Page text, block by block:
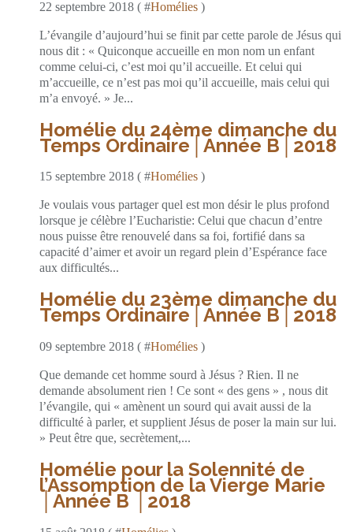
22 septembre 2018 ( #Homélies )
L’évangile d’aujourd’hui se finit par cette parole de Jésus qui
nous dit : « Quiconque accueille en mon nom un enfant
comme celui-ci, c’est moi qu’il accueille. Et celui qui
m’accueille, ce n’est pas moi qu’il accueille, mais celui qui
m’a envoyé. » Je...
Homélie du 24ème dimanche du
Temps Ordinaire│Année B│2018
15 septembre 2018 ( #Homélies )
Je voulais vous partager quel est mon désir le plus profond
lorsque je célèbre l’Eucharistie: Celui que chacun d’entre
nous puisse être renouvelé dans sa foi, fortifié dans sa
capacité d’aimer et avoir un regard plein d’Espérance face
aux difficultés...
Homélie du 23ème dimanche du
Temps Ordinaire│Année B│2018
09 septembre 2018 ( #Homélies )
Que demande cet homme sourd à Jésus ? Rien. Il ne
demande absolument rien ! Ce sont « des gens » , nous dit
l’évangile, qui « amènent un sourd qui avait aussi de la
difficulté à parler, et supplient Jésus de poser la main sur lui.
» Peut être que, secrètement,...
Homélie pour la Solennité de
l’Assomption de la Vierge Marie
│Année B │2018